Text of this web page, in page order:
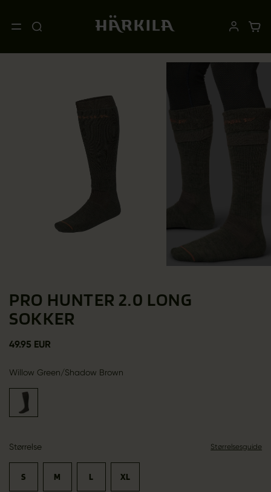
PRO HUNTER 2.0 LONG
SOKKER
49.95 EUR
Willow Green/Shadow Brown
Størrelse Størrelsesguide
S M L XL